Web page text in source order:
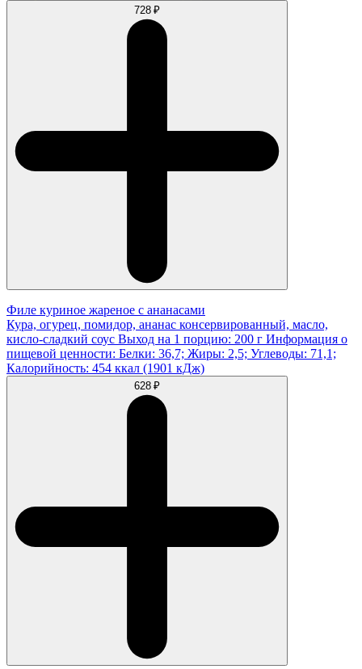
728 ₽
Филе куриное жареное с ананасами
Кура, огурец, помидор, ананас консервированный, масло,
кисло-сладкий соус Выход на 1 порцию: 200 г Информация о
пищевой ценности: Белки: 36,7; Жиры: 2,5; Углеводы: 71,1;
Калорийность: 454 ккал (1901 кДж)
628 ₽